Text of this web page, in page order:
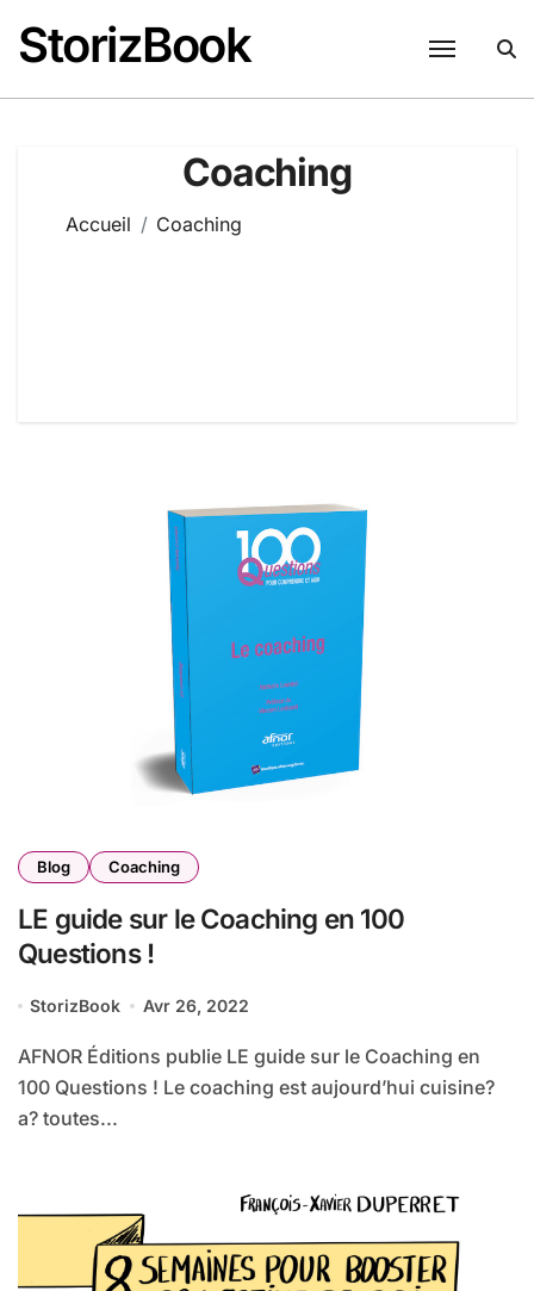
contenu
StorizBook
Coaching
Accueil Coaching
Blog Coaching
LE guide sur le Coaching en 100
Questions !
StorizBook Avr 26, 2022
AFNOR Éditions publie LE guide sur le Coaching en
100 Questions ! Le coaching est aujourd’hui cuisine?
a? toutes...